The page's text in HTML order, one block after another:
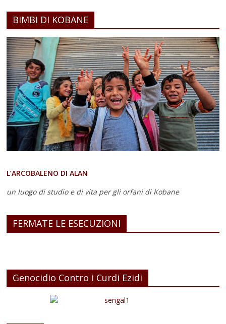
BIMBI DI KOBANE
L’ARCOBALENO DI ALAN
un luogo di studio e di vita per gli orfani di Kobane
FERMATE LE ESECUZIONI
Genocidio Contro i Curdi Ezidi